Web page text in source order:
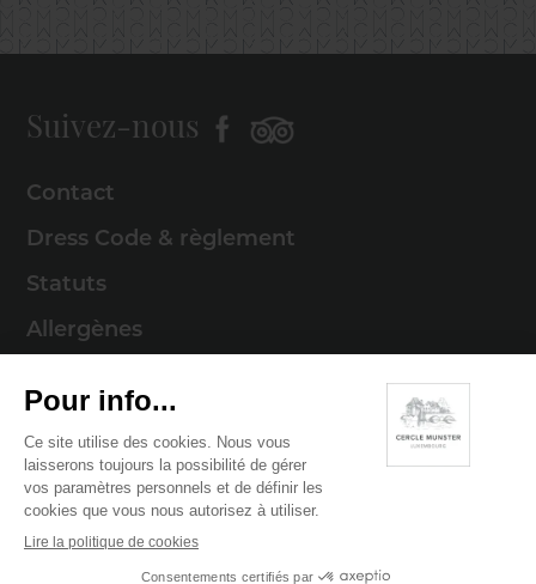
Suivez-nous
Contact
Dress Code & règlement
Statuts
Allergènes
Mentions légales
Politique de cookies
Politique de confidentialité
© 2026 Cercle Munster . Tous droits réservés